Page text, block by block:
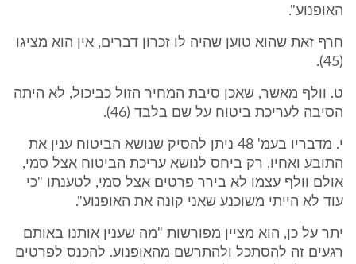
האופנוע".
חרף זאת שהוא טוען שהיה לו זכרון דברים, אין הוא מציגו
(45).
ט. וולף מאשר, שאכן סיבת המחיר הזול כביכול, לא היתה
הסיבה לעריכת ביטוח על שם בלבד (46).
י. מדבריו בעמ' 48 ניתן להסיק שנושא הביטוח ענין את
התובע ואחיו, רק ביחס לנושא עריכת הביטוח אצל סמי,
אולם וולף עצמו לא בירר פרטים אצל סמי, לטענתו "כי
עוד לא הייתי משוכנע שאני קונה את האופנוע".
יתר על כן, הוא מציין מפורשות "מה שענין אותנו באותם
רגעים זה להסתכל ולהתרשם מהאופנוע. להכנס לפרטים